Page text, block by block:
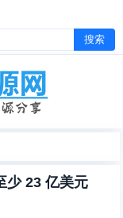
少 23 亿美元